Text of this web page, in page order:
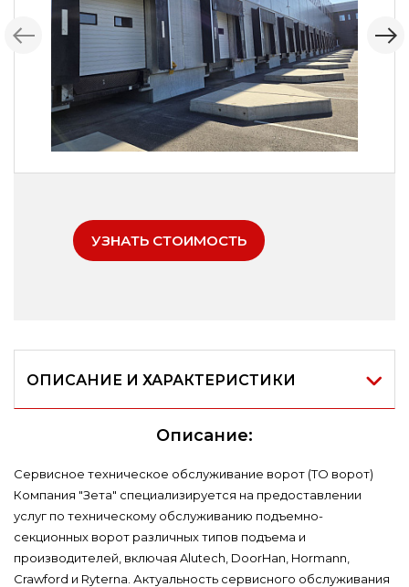
УЗНАТЬ СТОИМОСТЬ
ОПИСАНИЕ И ХАРАКТЕРИСТИКИ
Описание:
Сервисное техническое обслуживание ворот (ТО ворот)
Компания "Зета" специализируется на предоставлении
услуг по техническому обслуживанию подъемно-
секционных ворот различных типов подъема и
производителей, включая Alutech, DoorHan, Hormann,
Crawford и Ryterna. Актуальность сервисного обслуживания